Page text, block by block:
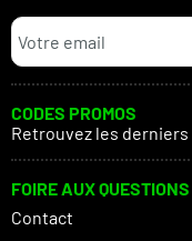
CODES PROMOS
Retrouvez les derniers
FOIRE AUX QUESTIONS
Contact